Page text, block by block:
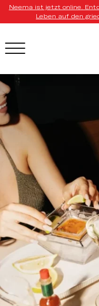
Neema ist jetzt online.
Leben auf den
Domes Homepage
Our Resorts
Our Destinations
Our Brands
Signature Concepts
Domes Stories
Contact